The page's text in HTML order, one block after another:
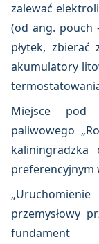
zalewać
(od ang. pouch
płytek,
akumulatory
Miejsce pod
paliwowego
kaliningradzka
preferencyjnym
przemysłowy
fundament